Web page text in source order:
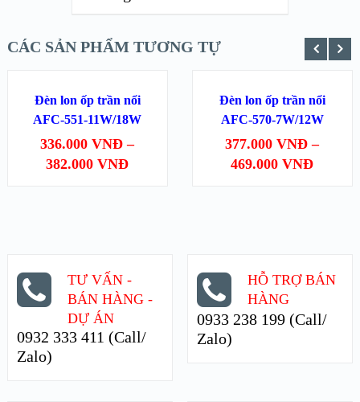
CÁC SẢN PHẨM TƯƠNG TỰ
SALE!
XEM NHANH
CÁC TÙY
Đèn lon ốp trần nổi
AFC-551-11W/18W
336.000 VNĐ –
382.000 VNĐ
SALE!
XEM NHANH
Đèn lon ốp trần nổi
AFC-570-7W/12W
377.000 VNĐ –
469.000 VNĐ
TƯ VẤN -
BÁN HÀNG -
DỰ ÁN
0932 333 411 (Call/
Zalo)
HỖ TRỢ BÁN
HÀNG
0933 238 199 (Call/
Zalo)